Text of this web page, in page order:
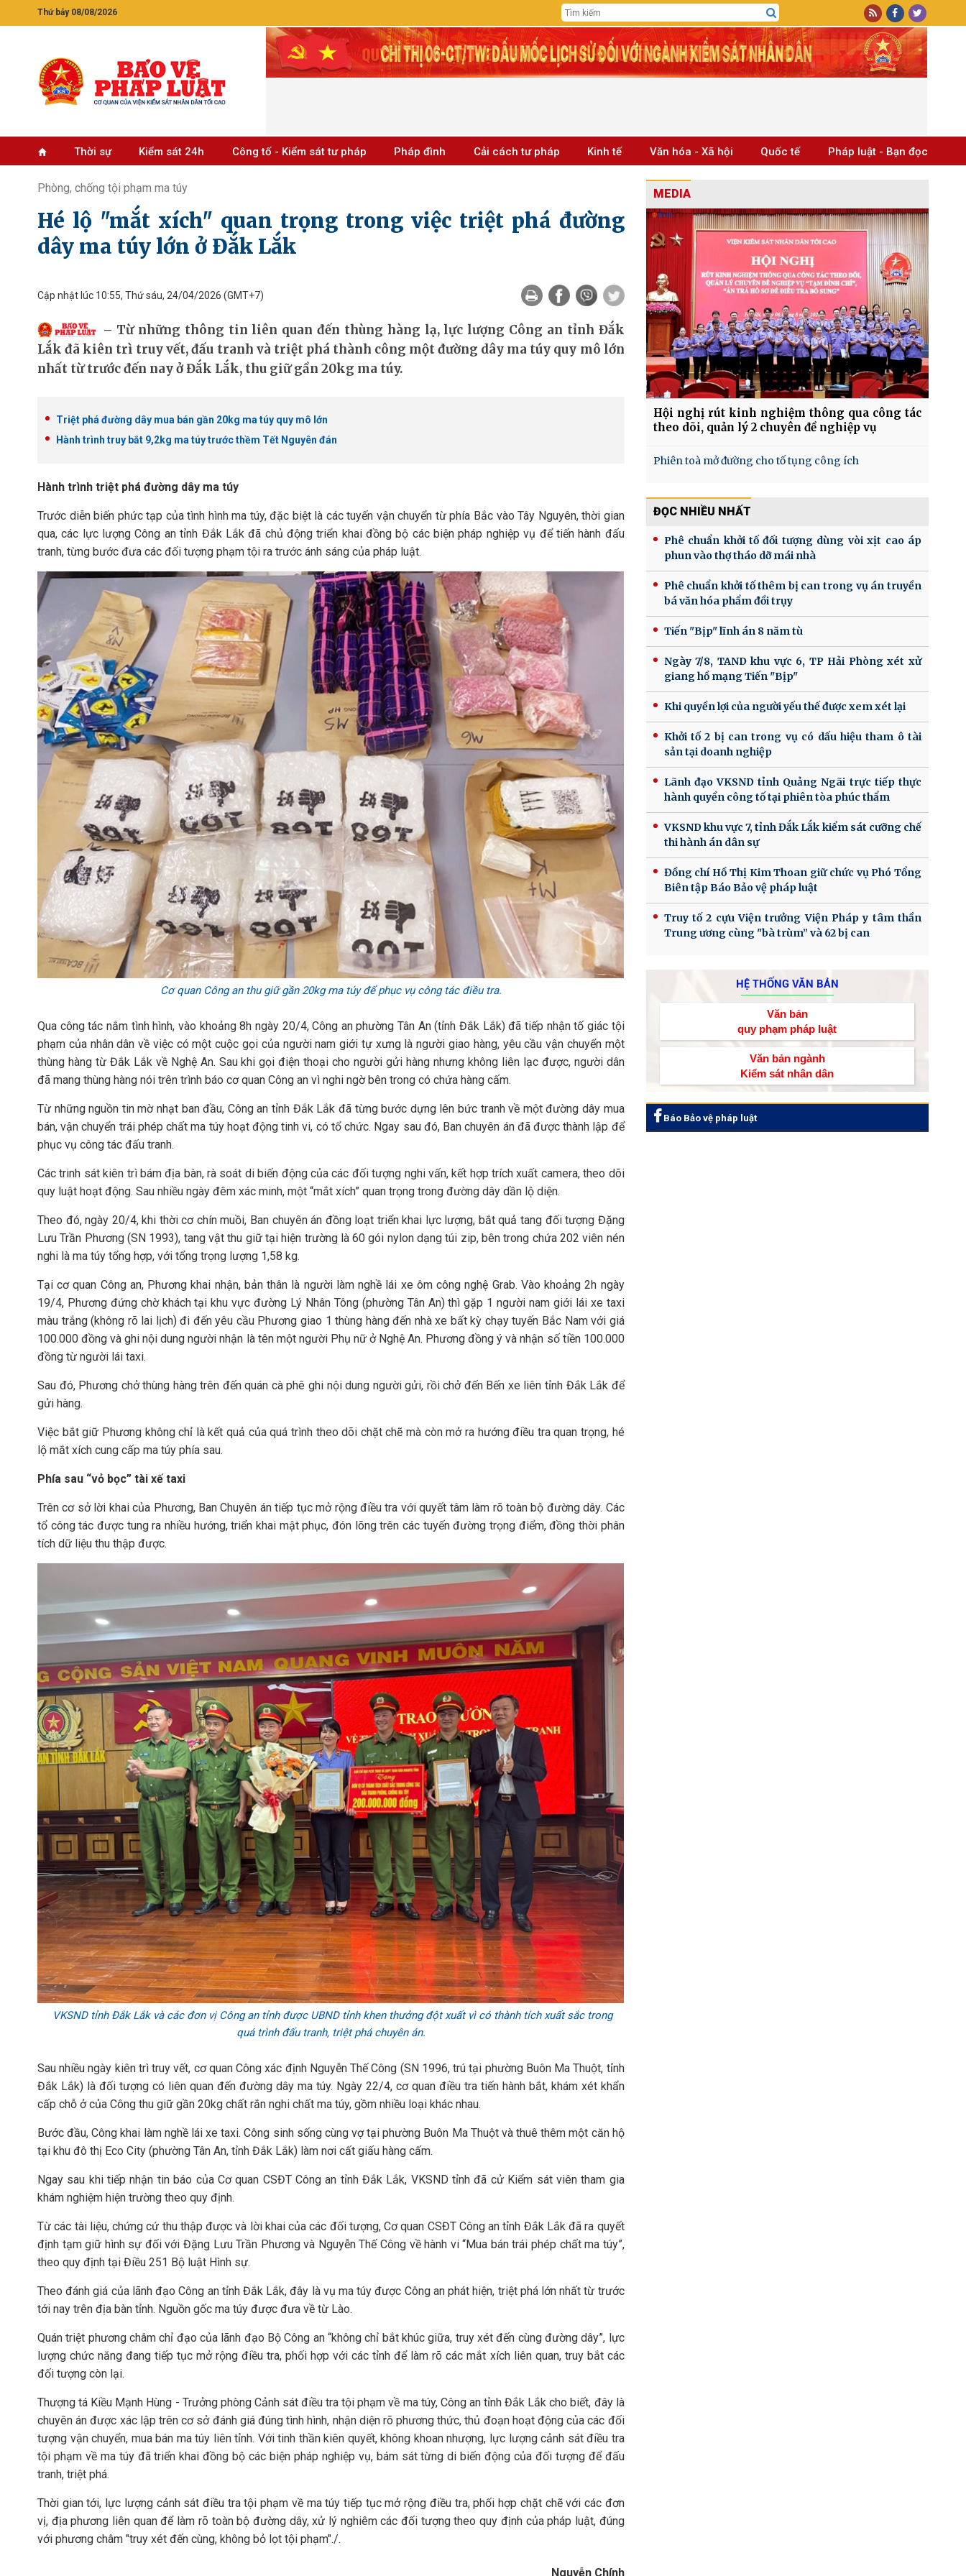
Thứ bảy 08/08/2026
Thời sự Kiểm sát 24h Công tố - Kiểm sát tư pháp Pháp đình Cải cách tư pháp Kinh tế Văn hóa - Xã hội Quốc tế Pháp luật - Bạn đọc
Phòng, chống tội phạm ma túy
Hé lộ "mắt xích" quan trọng trong việc triệt phá đường
dây ma túy lớn ở Đắk Lắk
Cập nhật lúc 10:55, Thứ sáu, 24/04/2026 (GMT+7)
Từ những thông tin liên quan đến thùng hàng lạ, lực lượng Công an tỉnh Đắk
Lắk đã kiên trì truy vết, đấu tranh và triệt phá thành công một đường dây ma túy quy mô lớn
nhất từ trước đến nay ở Đắk Lắk, thu giữ gần 20kg ma túy.
Triệt phá đường dây mua bán gần 20kg ma túy quy mô lớn
Hành trình truy bắt 9,2kg ma túy trước thềm Tết Nguyên đán
Hành trình triệt phá đường dây ma túy
Trước diễn biến phức tạp của tình hình ma túy, đặc biệt là các tuyến vận chuyển từ phía Bắc vào Tây Nguyên, thời gian
qua, các lực lượng Công an tỉnh Đắk Lắk đã chủ động triển khai đồng bộ các biện pháp nghiệp vụ để tiến hành đấu
tranh, từng bước đưa các đối tượng phạm tội ra trước ánh sáng của pháp luật.
Cơ quan Công an thu giữ gần 20kg ma túy để phục vụ công tác điều tra.
Qua công tác nắm tình hình, vào khoảng 8h ngày 20/4, Công an phường Tân An (tỉnh Đắk Lắk) đã tiếp nhận tố giác tội
phạm của nhân dân về việc có một cuộc gọi của người nam giới tự xưng là người giao hàng, yêu cầu vận chuyển một
thùng hàng từ Đắk Lắk về Nghệ An. Sau khi gọi điện thoại cho người gửi hàng nhưng không liên lạc được, người dân
đã mang thùng hàng nói trên trình báo cơ quan Công an vì nghi ngờ bên trong có chứa hàng cấm.
Từ những nguồn tin mờ nhạt ban đầu, Công an tỉnh Đắk Lắk đã từng bước dựng lên bức tranh về một đường dây mua
bán, vận chuyển trái phép chất ma túy hoạt động tinh vi, có tổ chức. Ngay sau đó, Ban chuyên án đã được thành lập để
phục vụ công tác đấu tranh.
Các trinh sát kiên trì bám địa bàn, rà soát di biến động của các đối tượng nghi vấn, kết hợp trích xuất camera, theo dõi
quy luật hoạt động. Sau nhiều ngày đêm xác minh, một “mắt xích” quan trọng trong đường dây dần lộ diện.
Theo đó, ngày 20/4, khi thời cơ chín muồi, Ban chuyên án đồng loạt triển khai lực lượng, bắt quả tang đối tượng Đặng
Lưu Trần Phương (SN 1993), tang vật thu giữ tại hiện trường là 60 gói nylon dạng túi zip, bên trong chứa 202 viên nén
nghi là ma túy tổng hợp, với tổng trọng lượng 1,58 kg.
Tại cơ quan Công an, Phương khai nhận, bản thân là người làm nghề lái xe ôm công nghệ Grab. Vào khoảng 2h ngày
19/4, Phương đứng chờ khách tại khu vực đường Lý Nhân Tông (phường Tân An) thì gặp 1 người nam giới lái xe taxi
màu trắng (không rõ lai lịch) đi đến yêu cầu Phương giao 1 thùng hàng đến nhà xe bất kỳ chạy tuyến Bắc Nam với giá
100.000 đồng và ghi nội dung người nhận là tên một người Phụ nữ ở Nghệ An. Phương đồng ý và nhận số tiền 100.000
đồng từ người lái taxi.
Sau đó, Phương chở thùng hàng trên đến quán cà phê ghi nội dung người gửi, rồi chở đến Bến xe liên tỉnh Đắk Lắk để
gửi hàng.
Việc bắt giữ Phương không chỉ là kết quả của quá trình theo dõi chặt chẽ mà còn mở ra hướng điều tra quan trọng, hé
lộ mắt xích cung cấp ma túy phía sau.
Phía sau “vỏ bọc” tài xế taxi
Trên cơ sở lời khai của Phương, Ban Chuyên án tiếp tục mở rộng điều tra với quyết tâm làm rõ toàn bộ đường dây. Các
tổ công tác được tung ra nhiều hướng, triển khai mật phục, đón lõng trên các tuyến đường trọng điểm, đồng thời phân
tích dữ liệu thu thập được.
VKSND tỉnh Đắk Lắk và các đơn vị Công an tỉnh được UBND tỉnh khen thưởng đột xuất vì có thành tích xuất sắc trong
quá trình đấu tranh, triệt phá chuyên án.
Sau nhiều ngày kiên trì truy vết, cơ quan Công xác định Nguyễn Thế Công (SN 1996, trú tại phường Buôn Ma Thuột, tỉnh
Đắk Lắk) là đối tượng có liên quan đến đường dây ma túy. Ngày 22/4, cơ quan điều tra tiến hành bắt, khám xét khẩn
cấp chỗ ở của Công thu giữ gần 20kg chất rắn nghi chất ma túy, gồm nhiều loại khác nhau.
Bước đầu, Công khai làm nghề lái xe taxi. Công sinh sống cùng vợ tại phường Buôn Ma Thuột và thuê thêm một căn hộ
tại khu đô thị Eco City (phường Tân An, tỉnh Đắk Lắk) làm nơi cất giấu hàng cấm.
Ngay sau khi tiếp nhận tin báo của Cơ quan CSĐT Công an tỉnh Đắk Lắk, VKSND tỉnh đã cử Kiểm sát viên tham gia
khám nghiệm hiện trường theo quy định.
Từ các tài liệu, chứng cứ thu thập được và lời khai của các đối tượng, Cơ quan CSĐT Công an tỉnh Đắk Lắk đã ra quyết
định tạm giữ hình sự đối với Đặng Lưu Trần Phương và Nguyễn Thế Công về hành vi “Mua bán trái phép chất ma túy”,
theo quy định tại Điều 251 Bộ luật Hình sự.
Theo đánh giá của lãnh đạo Công an tỉnh Đắk Lắk, đây là vụ ma túy được Công an phát hiện, triệt phá lớn nhất từ trước
tới nay trên địa bàn tỉnh. Nguồn gốc ma túy được đưa về từ Lào.
Quán triệt phương châm chỉ đạo của lãnh đạo Bộ Công an “không chỉ bắt khúc giữa, truy xét đến cùng đường dây”, lực
lượng chức năng đang tiếp tục mở rộng điều tra, phối hợp với các tỉnh để làm rõ các mắt xích liên quan, truy bắt các
đối tượng còn lại.
Thượng tá Kiều Mạnh Hùng - Trưởng phòng Cảnh sát điều tra tội phạm về ma túy, Công an tỉnh Đắk Lắk cho biết, đây là
chuyên án được xác lập trên cơ sở đánh giá đúng tình hình, nhận diện rõ phương thức, thủ đoạn hoạt động của các đối
tượng vận chuyển, mua bán ma túy liên tỉnh. Với tinh thần kiên quyết, không khoan nhượng, lực lượng cảnh sát điều tra
tội phạm về ma túy đã triển khai đồng bộ các biện pháp nghiệp vụ, bám sát từng di biến động của đối tượng để đấu
tranh, triệt phá.
Thời gian tới, lực lượng cảnh sát điều tra tội phạm về ma túy tiếp tục mở rộng điều tra, phối hợp chặt chẽ với các đơn
vị, địa phương liên quan để làm rõ toàn bộ đường dây, xử lý nghiêm các đối tượng theo quy định của pháp luật, đúng
với phương châm "truy xét đến cùng, không bỏ lọt tội phạm"./.
Nguyễn Chính
MEDIA
Hội nghị rút kinh nghiệm thông qua công tác
theo dõi, quản lý 2 chuyên đề nghiệp vụ
Phiên toà mở đường cho tố tụng công ích
ĐỌC NHIỀU NHẤT
Phê chuẩn khởi tố đối tượng dùng vòi xịt cao áp
phun vào thợ tháo dỡ mái nhà
Phê chuẩn khởi tố thêm bị can trong vụ án truyền
bá văn hóa phẩm đồi trụy
Tiến "Bịp" lĩnh án 8 năm tù
Ngày 7/8, TAND khu vực 6, TP Hải Phòng xét xử
giang hồ mạng Tiến "Bịp"
Khi quyền lợi của người yếu thế được xem xét lại
Khởi tố 2 bị can trong vụ có dấu hiệu tham ô tài
sản tại doanh nghiệp
Lãnh đạo VKSND tỉnh Quảng Ngãi trực tiếp thực
hành quyền công tố tại phiên tòa phúc thẩm
VKSND khu vực 7, tỉnh Đắk Lắk kiểm sát cưỡng chế
thi hành án dân sự
Đồng chí Hồ Thị Kim Thoan giữ chức vụ Phó Tổng
Biên tập Báo Bảo vệ pháp luật
Truy tố 2 cựu Viện trưởng Viện Pháp y tâm thần
Trung ương cùng "bà trùm” và 62 bị can
HỆ THỐNG VĂN BẢN
Văn bản
quy phạm pháp luật
Văn bản ngành
Kiểm sát nhân dân
Báo Bảo vệ pháp luật